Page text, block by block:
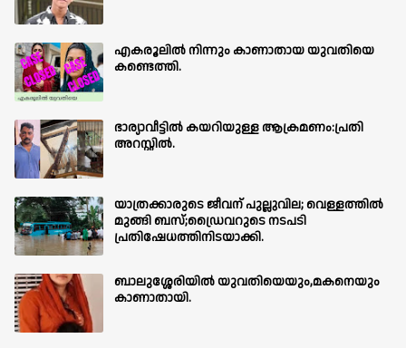
എകരൂലിൽ നിന്നും കാണാതായ യുവതിയെ
കണ്ടെത്തി.
ഭാര്യാവീട്ടിൽ കയറിയുള്ള ആക്രമണം:പ്രതി
അറസ്റ്റിൽ.
യാത്രക്കാരുടെ ജീവന് പുല്ലുവില; വെള്ളത്തിൽ
മുങ്ങി ബസ്;ഡ്രൈവറുടെ നടപടി
പ്രതിഷേധത്തിനിടയാക്കി.
ബാലുശ്ശേരിയില്‍ യുവതിയെയും,മകനെയും
കാണാതായി.